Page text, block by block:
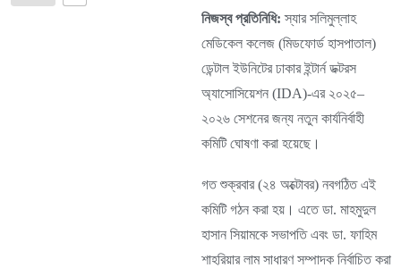
নিজস্ব প্রতিনিধি:স্যার সলিমুল্লাহ
মেডিকেল কলেজ (মিডফোর্ড হাসপাতাল)
ডেন্টাল ইউনিটের ঢাকার ইন্টার্ন ডক্টরস
অ্যাসোসিয়েশন (IDA)-এর ২০২৫–
২০২৬ সেশনের জন্য নতুন কার্যনির্বাহী
কমিটি ঘোষণা করা হয়েছে।
গত শুক্রবার (২৪ অক্টোবর) নবগঠিত এই
কমিটি গঠন করা হয়। এতে ডা. মাহমুদুল
হাসান সিয়ামকে সভাপতি এবং ডা. ফাহিম
শাহরিয়ার লাম সাধারণ সম্পাদক নির্বাচিত করা